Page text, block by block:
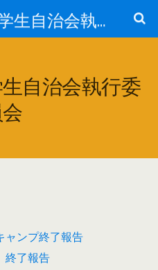
大阪産業大学学生自治会執行委員会
自治会執行委
ンプ終了報告
了報告